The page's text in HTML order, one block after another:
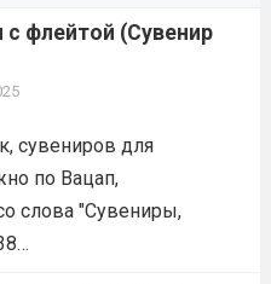
с флейтой (Сувенир
сувениров для
по Вацап,
слова "Сувениры,